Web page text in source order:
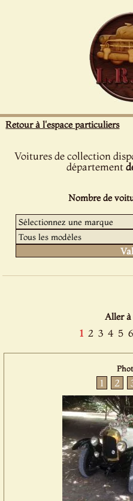
Retour à l'espace particuliers
Voitures de collection
département
Nombre de
Aller à
1 2 3 4 5 6
1 2